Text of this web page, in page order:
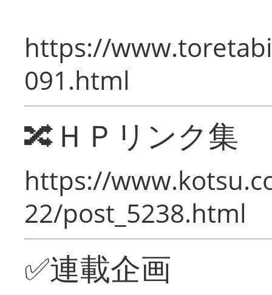
https://
091.html
🔀ＨＰリンク集
https://
22/post_5238.html
✅連載企画